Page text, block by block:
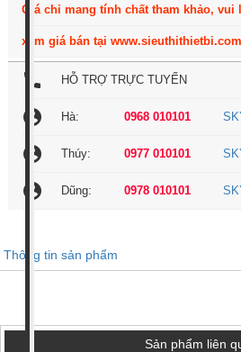
Giá chỉ mang tính chất tham khảo, vui
xem giá bán tại www.sieuthithietbi.com
local_phone HỖ TRỢ TRỰC TUYẾN
account_circle Hà: 0968 010101
account_circle Thúy: 0977 010101
account_circle Dũng: 0978 010101
Thông tin sản phẩm
Sản phẩm liên